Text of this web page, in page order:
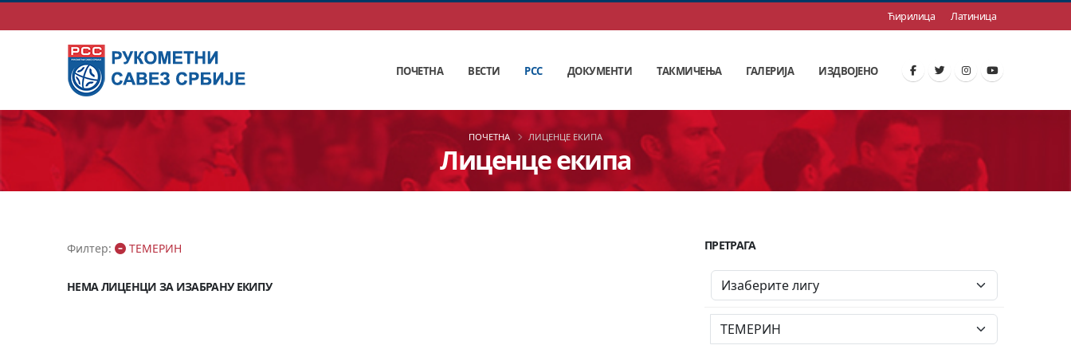
Ћирилица Латиница
ПОЧЕТНА ВЕСТИ РСС ДОКУМЕНТИ ТАКМИЧЕЊА ГАЛЕРИЈА ИЗДВОЈЕНО
Лиценце екипа
ПОЧЕТНА ЛИЦЕНЦЕ ЕКИПА
Филтер: ТЕМЕРИН
НЕМА ЛИЦЕНЦИ ЗА ИЗАБРАНУ ЕКИПУ
ПРЕТРАГА